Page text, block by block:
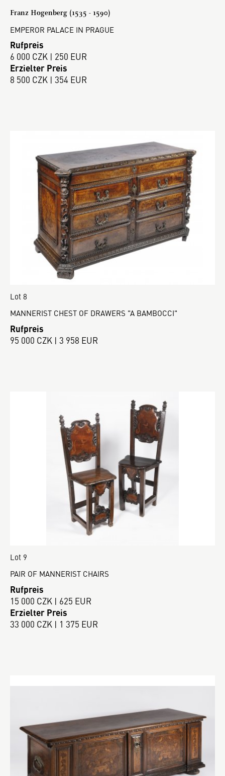
Franz Hogenberg (1535 - 1590)
EMPEROR PALACE IN PRAGUE
Rufpreis
6 000 CZK | 250 EUR
Erzielter Preis
8 500 CZK | 354 EUR
Lot 8
MANNERIST CHEST OF DRAWERS "A BAMBOCCI"
Rufpreis
95 000 CZK | 3 958 EUR
Lot 9
PAIR OF MANNERIST CHAIRS
Rufpreis
15 000 CZK | 625 EUR
Erzielter Preis
33 000 CZK | 1 375 EUR